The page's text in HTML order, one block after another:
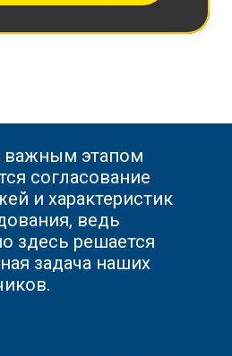
важным этапом
согласование
и характеристик
ведь
здесь решается
задача наших